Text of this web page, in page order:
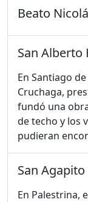
Beato
San Alberto
En Santiago
Cruchaga,
fundó una
de techo y los
pudieran
San
En Palestrina,